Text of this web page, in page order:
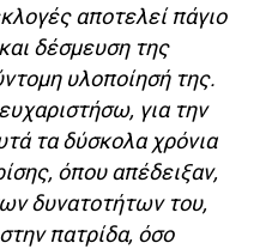
αποτελεί πάγιο
δέσμευση της
υλοποίησή της.
για την
τα δύσκολα χρόνια
όπου απέδειξαν,
δυνατοτήτων του,
πατρίδα, όσο